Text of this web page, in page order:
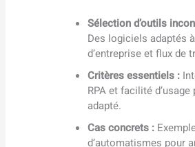
Sélection d’outils
Des logiciels adaptés
d’entreprise et flux de
Critères essentiels :
RPA et facilité
adapté.
Cas concrets :
d’automatismes pour